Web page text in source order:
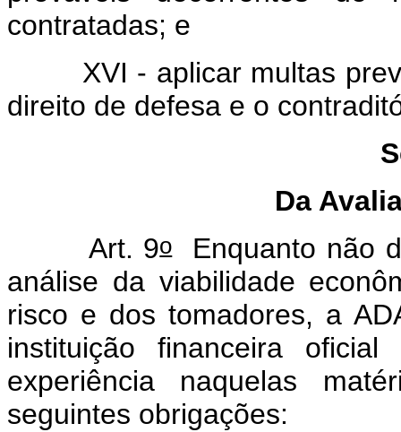
contratadas; e
XVI - aplicar multas
direito de defesa e o
Da
Art. 9o
Enquanto não
análise da viabilidade
risco e dos tomadores, a
instituição financeira
experiência naquelas
seguintes obrigações: